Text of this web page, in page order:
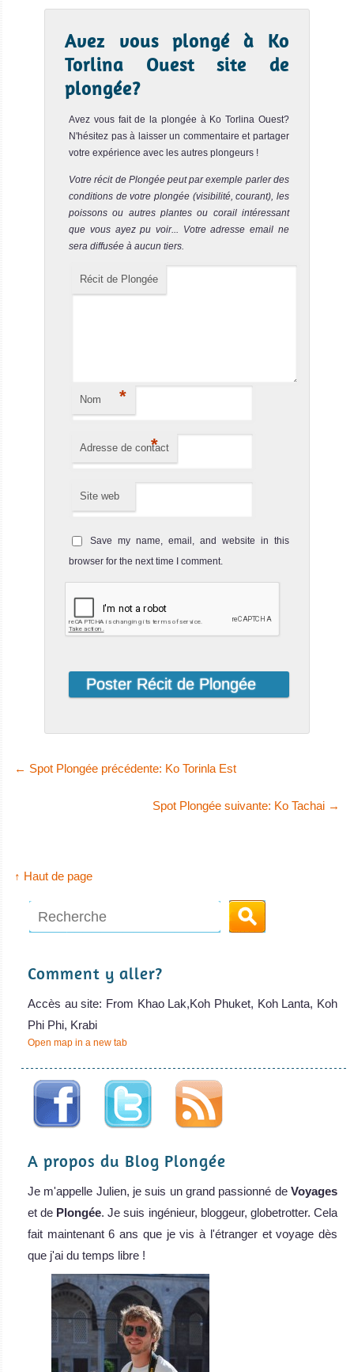
Avez vous plongé à Ko
Torlina Ouest site de
plongée?
Avez vous fait de la plongée à Ko Torlina Ouest?
N'hésitez pas à laisser un commentaire et partager
votre expérience avec les autres plongeurs !
Votre récit de Plongée peut par exemple parler des
conditions de votre plongée (visibilité, courant), les
poissons ou autres plantes ou corail intéressant
que vous ayez pu voir... Votre adresse email ne
sera diffusée à aucun tiers.
Récit de Plongée
Nom *
Adresse de contact
*
Site web
Save my name, email, and website in this
browser for the next time I comment.
← Spot Plongée précédente: Ko Torinla Est
Spot Plongée suivante: Ko Tachai →
↑ Haut de page
Comment y aller?
Accès au site: From Khao Lak,Koh Phuket, Koh Lanta, Koh
Phi Phi, Krabi
Open map in a new tab
A propos du Blog Plongée
Je m'appelle Julien, je suis un grand passionné de Voyages
et de Plongée. Je suis ingénieur, bloggeur, globetrotter. Cela
fait maintenant 6 ans que je vis à l'étranger et voyage dès
que j'ai du temps libre !